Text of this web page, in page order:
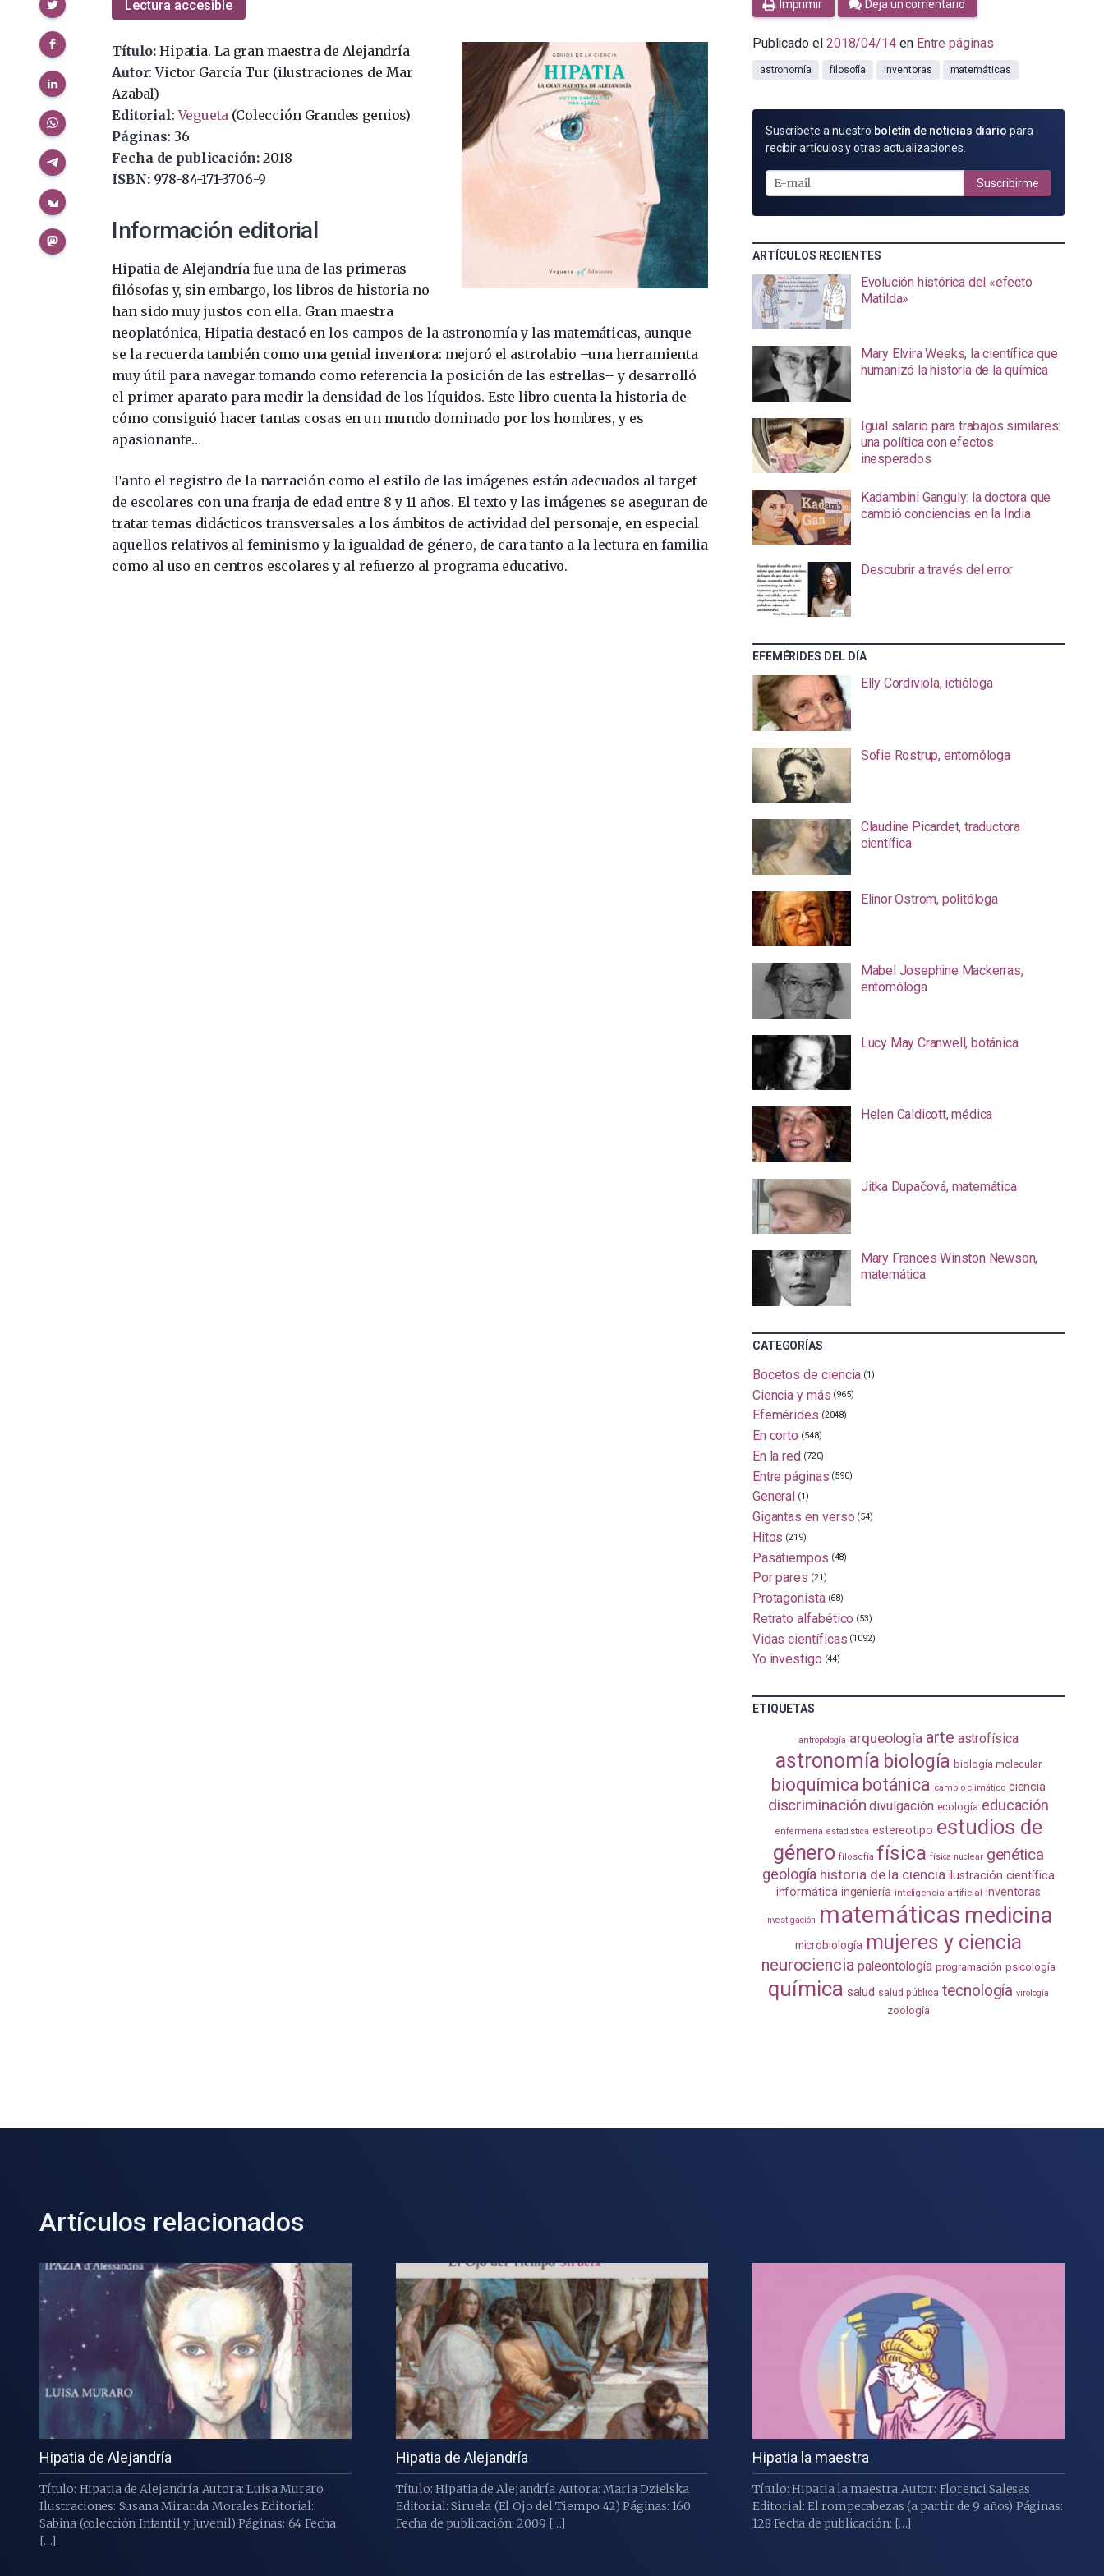
Lectura accesible
Título:Hipatia. La gran maestra de Alejandría
Autor: Víctor García Tur (ilustraciones de Mar
Azabal)
Editorial:Vegueta (Colección Grandes genios)
Páginas: 36
Fecha de publicación:2018
ISBN:978-84-171-3706-9
Información editorial
Hipatia de Alejandría fue una de las primeras
filósofas y, sin embargo, los libros de historia no
han sido muy justos con ella. Gran maestra
neoplatónica, Hipatia destacó en los campos de la astronomía y las matemáticas, aunque
se la recuerda también como una genial inventora: mejoró el astrolabio –una herramienta
muy útil para navegar tomando como referencia la posición de las estrellas– y desarrolló
el primer aparato para medir la densidad de los líquidos. Este libro cuenta la historia de
cómo consiguió hacer tantas cosas en un mundo dominado por los hombres, y es
apasionante…
Tanto el registro de la narración como el estilo de las imágenes están adecuados al target
de escolares con una franja de edad entre 8 y 11 años. El texto y las imágenes se aseguran de
tratar temas didácticos transversales a los ámbitos de actividad del personaje, en especial
aquellos relativos al feminismo y la igualdad de género, de cara tanto a la lectura en familia
como al uso en centros escolares y al refuerzo al programa educativo.
Imprimir Deja un comentario
Publicado el 2018/04/14 en Entre páginas
astronomía filosofía inventoras matemáticas
SUSCRÍBETE
POR
MAIL
Suscríbete a nuestro boletín de noticias diario para
recibir artículos y otras actualizaciones.
Suscribirme
ARTÍCULOS RECIENTES
Evolución histórica del «efecto
Matilda»
Mary Elvira Weeks, la científica que
humanizó la historia de la química
Igual salario para trabajos similares:
una política con efectos
inesperados
Kadambini Ganguly: la doctora que
cambió conciencias en la India
Descubrir a través del error
EFEMÉRIDES DEL DÍA
Elly Cordiviola, ictióloga
Sofie Rostrup, entomóloga
Claudine Picardet, traductora
científica
Elinor Ostrom, politóloga
Mabel Josephine Mackerras,
entomóloga
Lucy May Cranwell, botánica
Helen Caldicott, médica
Jitka Dupačová, matemática
Mary Frances Winston Newson,
matemática
CATEGORÍAS
Bocetos de ciencia (1)
Ciencia y más (965)
Efemérides (2048)
En corto (548)
En la red (720)
Entre páginas (590)
General (1)
Gigantas en verso (54)
Hitos (219)
Pasatiempos (48)
Por pares (21)
Protagonista (68)
Retrato alfabético (53)
Vidas científicas (1092)
Yo investigo (44)
ETIQUETAS
antropología arqueología arte astrofísica
astronomía biología biología molecular
bioquímica botánica cambio climático ciencia
discriminación divulgación ecología educación
enfermería estadistica estereotipo estudios de
género filosofía física física nuclear genética
geología historia de la ciencia ilustración científica
informática ingeniería inteligencia artificial inventoras
investigación matemáticas medicina
microbiología mujeres y ciencia
neurociencia paleontología programación psicología
química salud salud pública tecnología virología
zoología
Artículos relacionados
Hipatia de Alejandría
Título: Hipatia de Alejandría Autora: Luisa Muraro
Ilustraciones: Susana Miranda Morales Editorial:
Sabina (colección Infantil y Juvenil) Páginas: 64 Fecha
[…]
Hipatia de Alejandría
Título: Hipatia de Alejandría Autora: Maria Dzielska
Editorial: Siruela (El Ojo del Tiempo 42) Páginas: 160
Fecha de publicación: 2009 […]
Hipatia la maestra
Título: Hipatia la maestra Autor: Florenci Salesas
Editorial: El rompecabezas (a partir de 9 años) Páginas:
128 Fecha de publicación: […]